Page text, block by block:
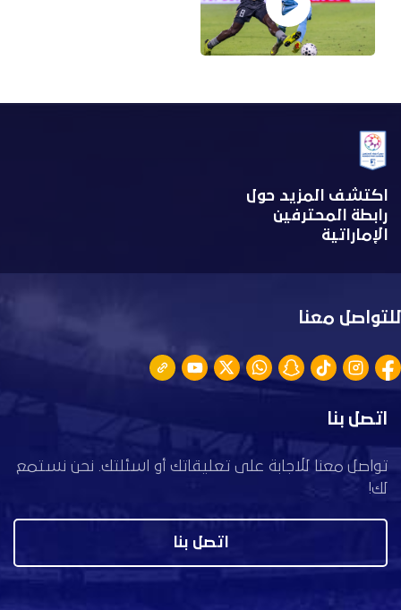
اكتشف المزيد حول
رابطة المحترفين
الإماراتية
للتواصل معنا
اتصل بنا
تواصل معنا للاجابة على تعليقاتك أو اسئلتك. نحن نستمع
لك!
اتصل بنا